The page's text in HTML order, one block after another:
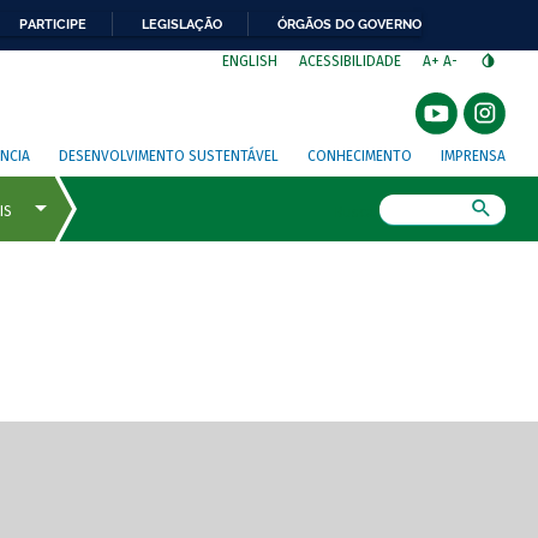
PARTICIPE LEGISLAÇÃO ÓRGÃOS DO GOVERNO
ENGLISH ACESSIBILIDADE A+ A-
DESENVOLVIMENTO SUSTENTÁVEL CONHECIMENTO IMPRENSA
de tela